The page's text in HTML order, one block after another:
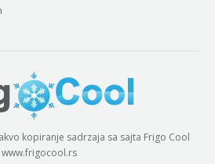
kopiranje sadrzaja sa sajta Frigo Cool
www.frigocool.rs